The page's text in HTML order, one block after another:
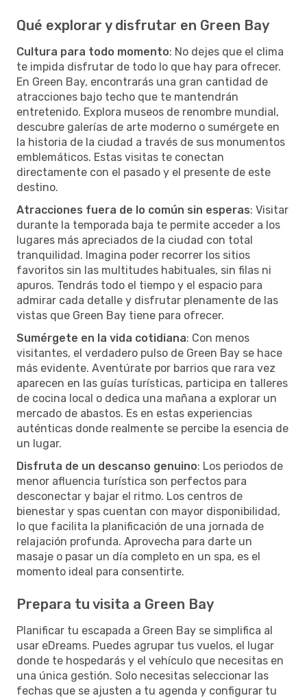
Qué explorar y disfrutar en Green Bay
Cultura para todo momento: No dejes que el clima
te impida disfrutar de todo lo que hay para ofrecer.
En Green Bay, encontrarás una gran cantidad de
atracciones bajo techo que te mantendrán
entretenido. Explora museos de renombre mundial,
descubre galerías de arte moderno o sumérgete en
la historia de la ciudad a través de sus monumentos
emblemáticos. Estas visitas te conectan
directamente con el pasado y el presente de este
destino.
Atracciones fuera de lo común sin esperas: Visitar
durante la temporada baja te permite acceder a los
lugares más apreciados de la ciudad con total
tranquilidad. Imagina poder recorrer los sitios
favoritos sin las multitudes habituales, sin filas ni
apuros. Tendrás todo el tiempo y el espacio para
admirar cada detalle y disfrutar plenamente de las
vistas que Green Bay tiene para ofrecer.
Sumérgete en la vida cotidiana: Con menos
visitantes, el verdadero pulso de Green Bay se hace
más evidente. Aventúrate por barrios que rara vez
aparecen en las guías turísticas, participa en talleres
de cocina local o dedica una mañana a explorar un
mercado de abastos. Es en estas experiencias
auténticas donde realmente se percibe la esencia de
un lugar.
Disfruta de un descanso genuino: Los periodos de
menor afluencia turística son perfectos para
desconectar y bajar el ritmo. Los centros de
bienestar y spas cuentan con mayor disponibilidad,
lo que facilita la planificación de una jornada de
relajación profunda. Aprovecha para darte un
masaje o pasar un día completo en un spa, es el
momento ideal para consentirte.
Prepara tu visita a Green Bay
Planificar tu escapada a Green Bay se simplifica al
usar eDreams. Puedes agrupar tus vuelos, el lugar
donde te hospedarás y el vehículo que necesitas en
una única gestión. Solo necesitas seleccionar las
fechas que se ajusten a tu agenda y configurar tu